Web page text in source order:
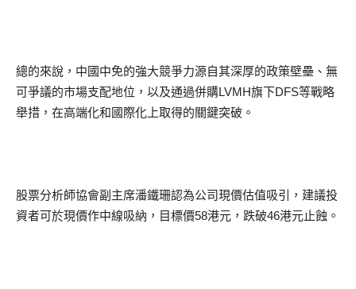
總的來說，中國中免的強大競爭力源自其深厚的政策壁壘、無
可爭議的市場支配地位，以及通過併購LVMH旗下DFS等戰略
舉措，在高端化和國際化上取得的關鍵突破。
股票分析師協會副主席潘鐵珊認為公司現價估值吸引，建議投
資者可於現價作中線吸納，目標價58港元，跌破46港元止蝕。